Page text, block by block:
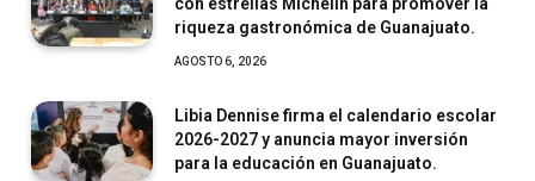
riqueza gastronómica de Guanajuato.
AGOSTO 6, 2026
Libia Dennise firma el calendario escolar
2026-2027 y anuncia mayor inversión
para la educación en Guanajuato.